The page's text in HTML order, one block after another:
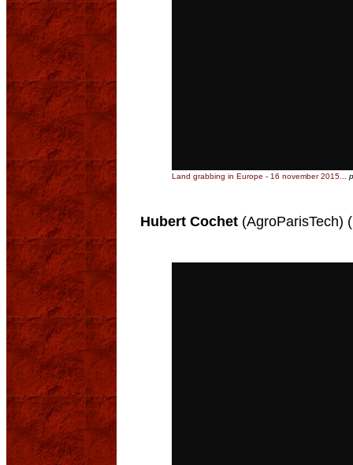
Land grabbing in Europe - 16 november 2015...
Hubert Cochet (AgroParisTech)